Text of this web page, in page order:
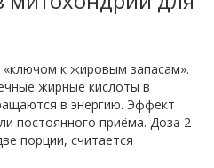
«ключом к жировым запасам».
жирные кислоты в
в энергию. Эффект
постоянного приёма. Доза 2-
порции, считается